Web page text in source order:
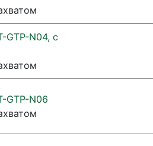
N04, с
GTP-N06